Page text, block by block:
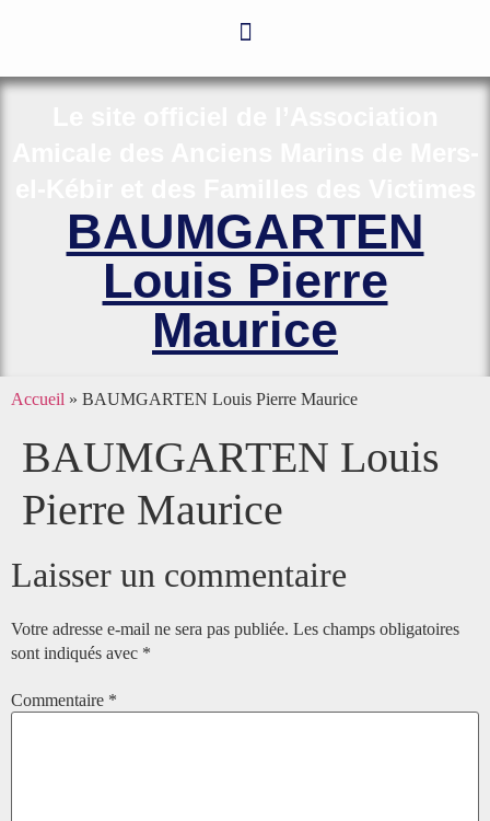
BAUMGARTEN
Louis Pierre
Maurice
Accueil » BAUMGARTEN Louis Pierre Maurice
BAUMGARTEN Louis
Pierre Maurice
Laisser un commentaire
Votre adresse e-mail ne sera pas publiée. Les champs obligatoires
sont indiqués avec *
Commentaire *